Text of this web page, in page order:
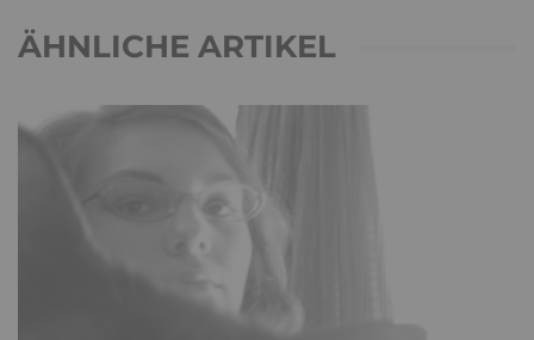
ÄHNLICHE ARTIKEL